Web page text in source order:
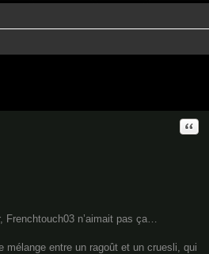
Quote
n’aimait pas ça…
entre un ragoût et un cruesli, qui